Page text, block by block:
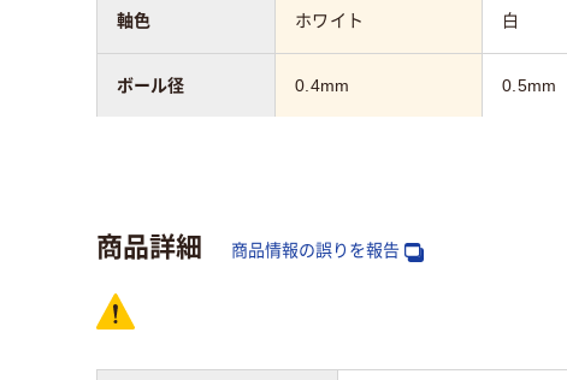
軸色 ホワイト 白
ボール径 0.4mm 0.5mm
軸径
インク色
商品詳細 商品情報の誤りを報告